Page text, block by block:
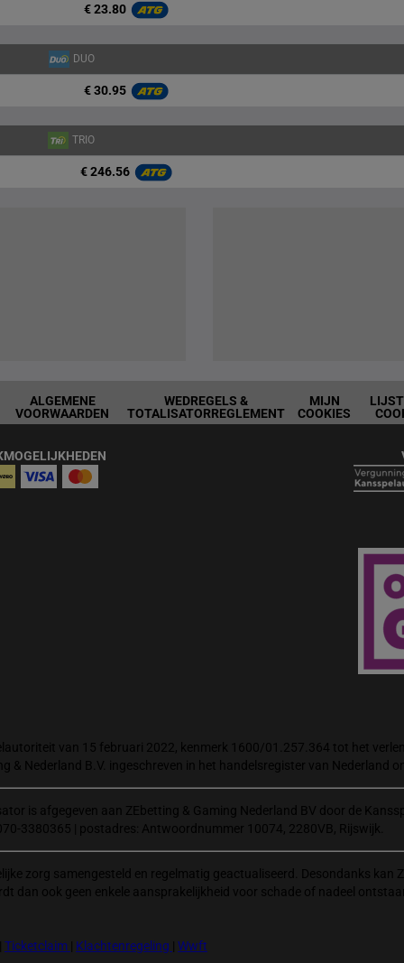
€ 23.80
DUO
€ 30.95
TRIO
€ 246.56
ALGEMENE
VOORWAARDEN
WEDREGELS &
TOTALISATORREGLEMENT
MIJN
COOKIES
van 15 februari 2022, kenmerk 1600/01.257.364 tot het
& Nederland B.V. ingeschreven in het handelsregister van Nederland
is afgegeven aan ZEbetting & Gaming Nederland BV door de
3380365 | postadres: Antwoordnummer 10074, 2280VB, Rijswijk.
zorg samengesteld en regelmatig geactualiseerd. Desondanks kan
dan ook geen enkele aansprakelijkheid voor schade of nadeel
Ticketclaim Klachtenregeling Wwft